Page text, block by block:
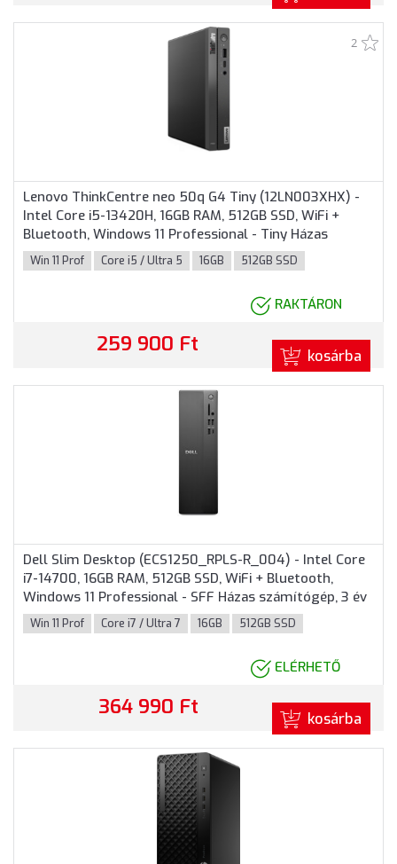
2
Lenovo ThinkCentre neo 50q G4 Tiny (12LN003XHX) -
Intel Core i5-13420H, 16GB RAM, 512GB SSD, WiFi +
Bluetooth, Windows 11 Professional - Tiny Házas
számítógép
Win 11 Prof Core i5 / Ultra 5 16GB 512GB SSD
RAKTÁRON
259 900 Ft kosárba
Dell Slim Desktop (ECS1250_RPLS-R_004) - Intel Core
i7-14700, 16GB RAM, 512GB SSD, WiFi + Bluetooth,
Windows 11 Professional - SFF Házas számítógép, 3 év
helyszíni garancia
Win 11 Prof Core i7 / Ultra 7 16GB 512GB SSD
ELÉRHETŐ
364 990 Ft kosárba